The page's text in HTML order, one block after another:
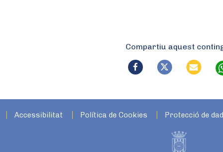
Compartiu aquest
Accessibilitat Política de Cookies Protecció de